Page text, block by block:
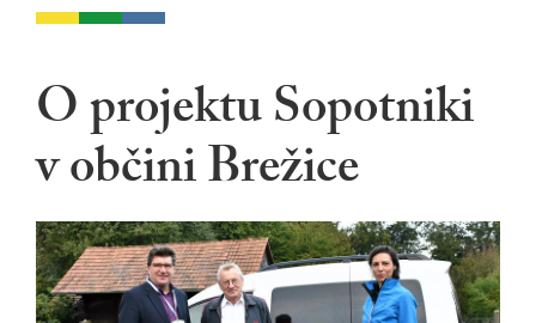
O projektu Sopotniki
v občini Brežice